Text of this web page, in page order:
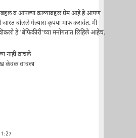
व आपल्या काव्याबद्दल प्रेम आहे हे आपण
जास्त बोलले गेल्यास कृपया माफ करावेत. मी
हे 'बेफिकीरी'च्या मनोगतात लिहिले आहेच.
नाही वाचले
केवळ वाचला